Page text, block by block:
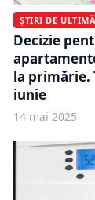
ȘTIRI DE
Decizie
la primărie.
iunie
14 mai 2025